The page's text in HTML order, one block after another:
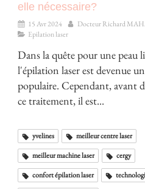
elle nécessaire?
15 Avr 2024
Docteur Richard
Epilation laser
Dans la quête pour une peau
l'épilation laser est devenue
populaire. Cependant, avant
ce traitement, il est...
yvelines
meilleur centre laser
meilleur machine laser
cergy
confort épilation laser